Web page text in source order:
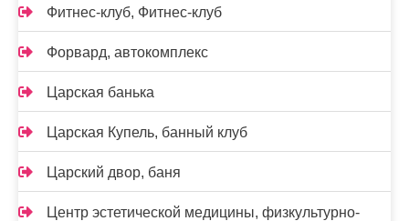
Фитнес-клуб, Фитнес-клуб
Форвард, автокомплекс
Царская банька
Царская Купель, банный клуб
Царский двор, баня
Центр эстетической медицины, физкультурно-